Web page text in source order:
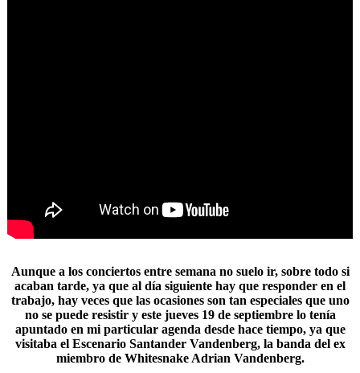
Aunque a los conciertos entre semana no suelo ir, sobre todo si
acaban tarde, ya que al día siguiente hay que responder en el
trabajo, hay veces que las ocasiones son tan especiales que uno
no se puede resistir y este jueves 19 de septiembre lo tenía
apuntado en mi particular agenda desde hace tiempo, ya que
visitaba el Escenario Santander Vandenberg, la banda del ex
miembro de Whitesnake Adrian Vandenberg.